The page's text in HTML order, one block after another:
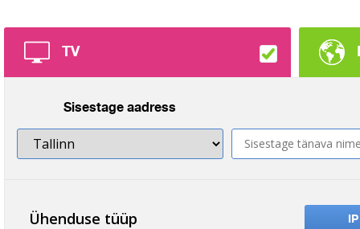
TV
Sisestage aadress
Ühenduse tüüp